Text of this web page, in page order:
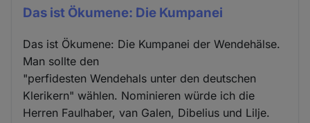
Das ist Ökumene: Die Kumpanei
Das ist Ökumene: Die Kumpanei der Wendehälse.
Man sollte den
"perfidesten Wendehals unter den deutschen
Klerikern" wählen. Nominieren würde ich die
Herren Faulhaber, van Galen, Dibelius und Lilje.